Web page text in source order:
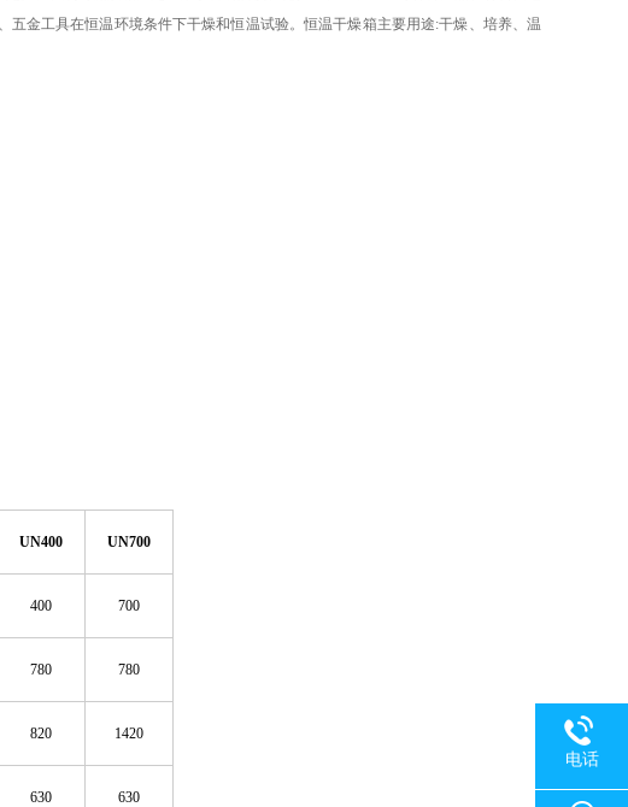
五金工具在恒温环境条件下干燥和恒温试验。恒温干燥箱主要用途:干燥、培养、温
UN400 UN700
400 700
780 780
820 1420
630 630
电话